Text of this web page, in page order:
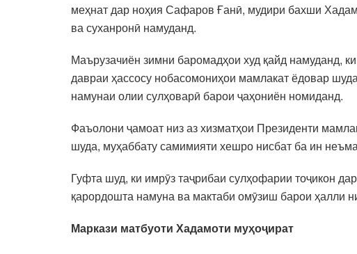
меҳнат дар ноҳия Сафаров Ғанӣ, мудири бахши
ва суханронӣ намуданд.
Маърузачиён зимни баромадҳои худ қайд намуданд,
давраи ҳассосу нобасомониҳои мамлакат ёдовар
намунаи олии сулҳоварӣ барои ҷаҳониён номиданд.
Фаъолони ҷамоат низ аз хизматҳои Президенти
шуда, муҳаббату самимияти хешро нисбат ба ин
Гуфта шуд, ки имрӯз таҷрибаи сулҳофарии тоҷикон
қарордошта намуна ва мактаби омӯзиш барои ҳалли
Маркази матбуоти Хадамоти муҳоҷират